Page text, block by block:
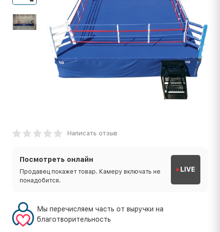
Написать отзыв
Посмотреть онлайн
Продавец покажет товар. Камеру включать не
понадобится.
LIVE
Мы перечисляем часть от выручки на
благотворительность